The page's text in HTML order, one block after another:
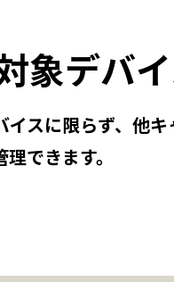
象デバ
イスに限らず、他
できます。